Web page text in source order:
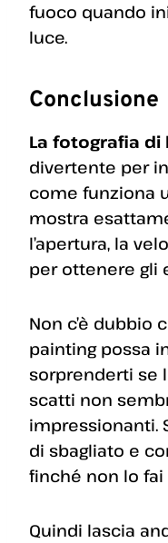
fuoco quando
luce.
Conclusione
La fotografia
divertente per
come funziona
mostra
l’apertura, la
per ottenere gli
Non c’è dubbio
painting possa
sorprenderti se
scatti non
impressionanti.
di sbagliato e
finché non lo fai
Quindi lascia